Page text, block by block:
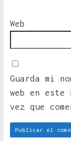
Web
Guarda mi
web en este
vez que